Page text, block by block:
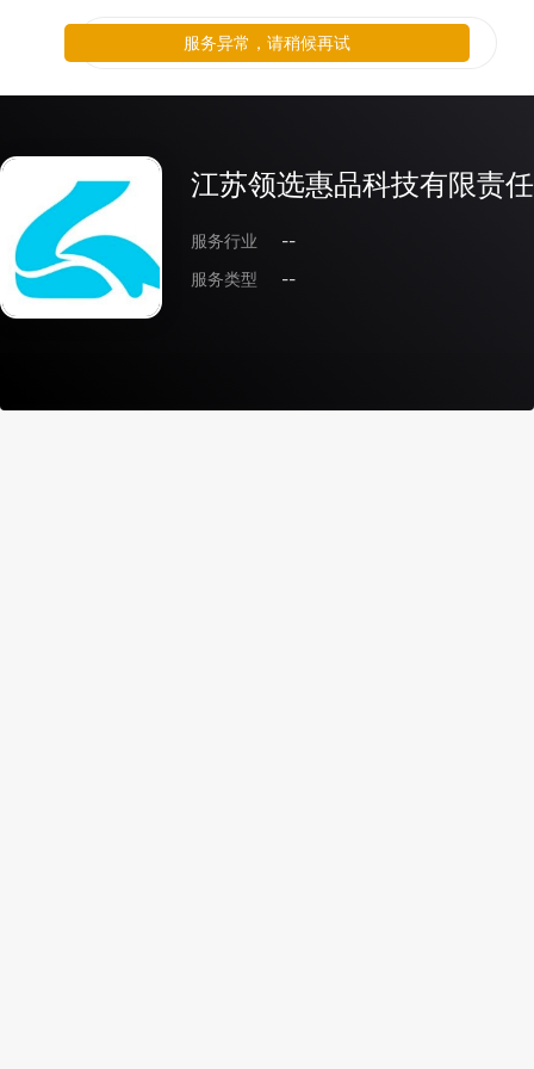
江苏领选惠品科技有限责
服务行业
--
服务类型
--
服务异常，请稍候再试